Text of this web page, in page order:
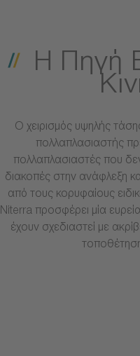
Η Πηγή
Ο χειρισμός υψηλής
πολλαπλασιαστής
πολλαπλασιαστές που
διακοπές στην ανάφλεξη
από τους κορυφαίους
Niterra προσφέρει μία
έχουν σχεδιαστεί με